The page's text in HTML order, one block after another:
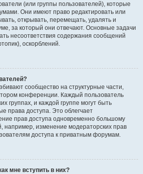
(или группы пользователей), которые
Они имеют право редактировать или
открывать, перемещать, удалять и
за который они отвечают. Основные задачи
несоответствия содержания сообщений
оскорблений.
сообщество на структурные части,
конференции. Каждый пользователь
группах, и каждой группе могут быть
права доступа. Это облегчает
прав доступа одновременно большому
например, изменение модераторских прав
доступа к приватным форумам.
мне вступить в них?